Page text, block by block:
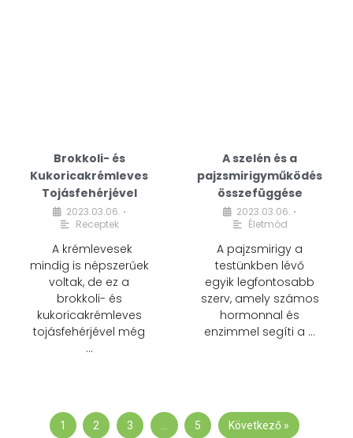
Brokkoli- és
Kukoricakrémleves
Tojásfehérjével
2023.03.06. •
Receptek
A krémlevesek
mindig is népszerűek
voltak, de ez a
brokkoli- és
kukoricakrémleves
tojásfehérjével még
…
A szelén és a
pajzsmirigyműködés
összefüggése
2023.03.06. •
Életmód
A pajzsmirigy a
testünkben lévő
egyik legfontosabb
szerv, amely számos
hormonnal és
enzimmel segíti a …
1 2 3 … 5 Következő »